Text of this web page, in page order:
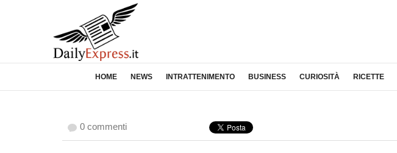
HOME NEWS INTRATTENIMENTO BUSINESS CURIOSITÀ RICETTE
0 commenti